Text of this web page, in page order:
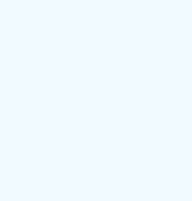
Dự Án Điện -